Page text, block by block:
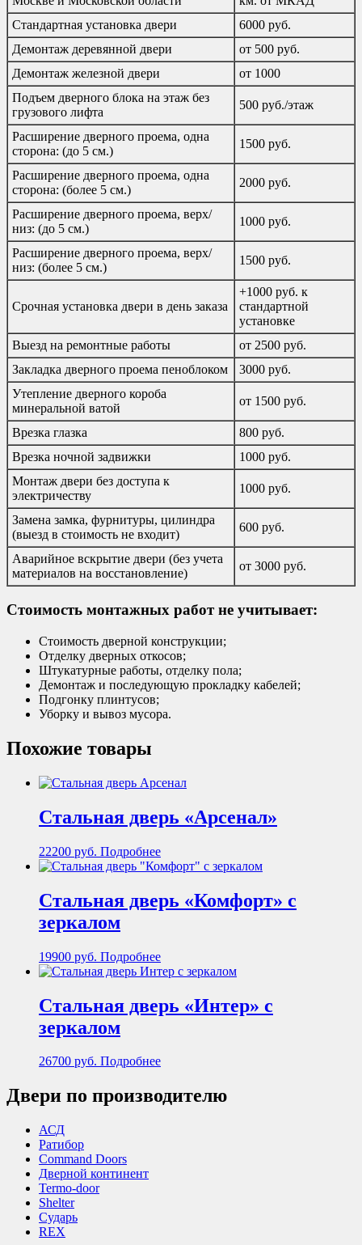
Стандартная установка двери
6000 руб.
Демонтаж деревянной двери
от 500 руб.
Демонтаж железной двери
от 1000
Подъем дверного блока на этаж без
грузового лифта
500 руб./этаж
Расширение дверного проема, одна
сторона: (до 5 см.)
1500 руб.
Расширение дверного проема, одна
сторона: (более 5 см.)
2000 руб.
Расширение дверного проема, верх/
низ: (до 5 см.)
1000 руб.
Расширение дверного проема, верх/
низ: (более 5 см.)
1500 руб.
Срочная установка двери в день заказа
+1000 руб. к
стандартной
установке
Выезд на ремонтные работы
от 2500 руб.
Закладка дверного проема пеноблоком
3000 руб.
Утепление дверного короба
минеральной ватой
от 1500 руб.
Врезка глазка
800 руб.
Врезка ночной задвижки
1000 руб.
Монтаж двери без доступа к
электричеству
1000 руб.
Замена замка, фурнитуры, цилиндра
(выезд в стоимость не входит)
600 руб.
Аварийное вскрытие двери (без учета
материалов на восстановление)
от 3000 руб.
Стоимость монтажных работ не учитывает:
Стоимость дверной конструкции;
Отделку дверных откосов;
Штукатурные работы, отделку пола;
Демонтаж и последующую прокладку кабелей;
Подгонку плинтусов;
Уборку и вывоз мусора.
Похожие товары
Стальная дверь «Арсенал»
22200 руб. Подробнее
Стальная дверь «Комфорт» с
зеркалом
19900 руб. Подробнее
Стальная дверь «Интер» с
зеркалом
26700 руб. Подробнее
Двери по производителю
АСД
Ратибор
Command Doors
Дверной континент
Termo-door
Shelter
Сударь
REX